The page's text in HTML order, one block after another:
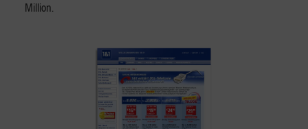
Million.